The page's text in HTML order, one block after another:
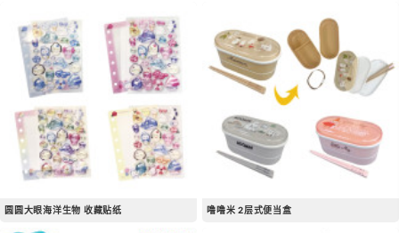
圆圆大眼海洋生物 收藏贴纸 噜噜米 2层式便当盒